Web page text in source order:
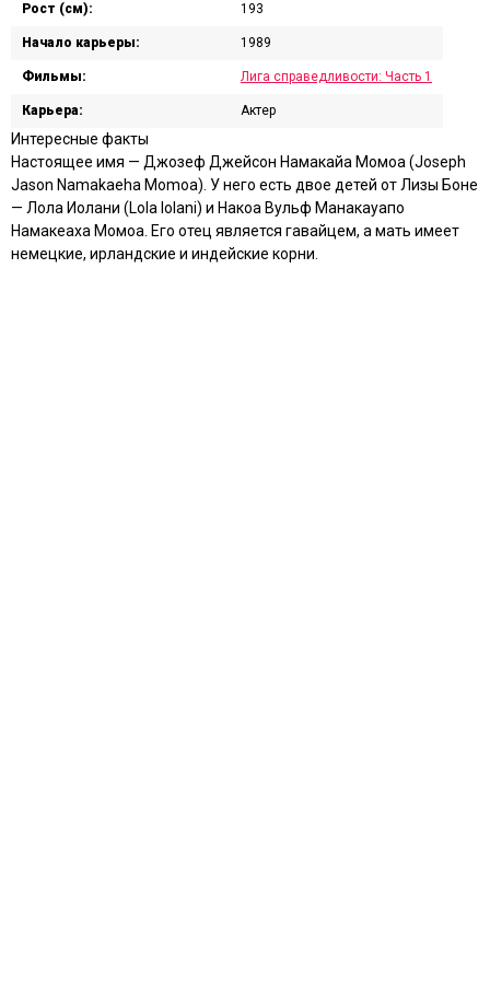
Рост (см): 193
Начало карьеры: 1989
Фильмы: Лига справедливости: Часть 1
Карьера: Актер
Интересные факты
Настоящее имя — Джозеф Джейсон Намакайа Момоа (Joseph
Jason Namakaeha Momoa). У него есть двое детей от Лизы Боне
— Лола Иолани (Lola Iolani) и Накоа Вульф Манакауапо
Намакеаха Момоа. Его отец является гавайцем, а мать имеет
немецкие, ирландские и индейские корни.